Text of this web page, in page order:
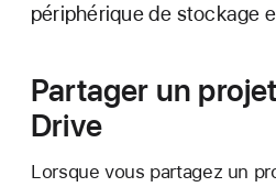
périphérique de stockage
Partager un
Drive
Lorsque vous partagez un